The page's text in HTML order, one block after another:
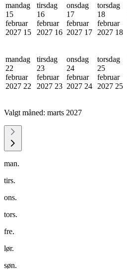
mandag
15
februar
2027 15
tirsdag
16
februar
2027 16
onsdag
17
februar
2027 17
torsdag
18
februar
2027 18
mandag
22
februar
2027 22
tirsdag
23
februar
2027 23
onsdag
24
februar
2027 24
torsdag
25
februar
2027 25
Valgt måned: marts 2027
man.
tirs.
ons.
tors.
fre.
lør.
søn.